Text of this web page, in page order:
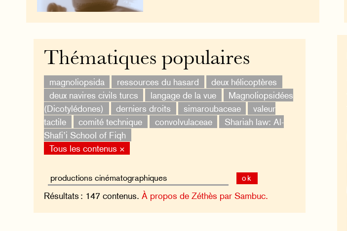
Thématiques populaires
magnoliopsida ressources du hasard
deux hélicoptères
deux navires civils turcs
langage de la vue
Magnoliopsidées
(Dicotylédones)
derniers droits simaroubaceae
valeur
tactile
comité technique convolvulaceae
Shariah law: Al-
Shafi’i School of Fiqh
Tous les contenus ×
ok
Résultats : 147 contenus. À propos de Zéthès par Sambuc.